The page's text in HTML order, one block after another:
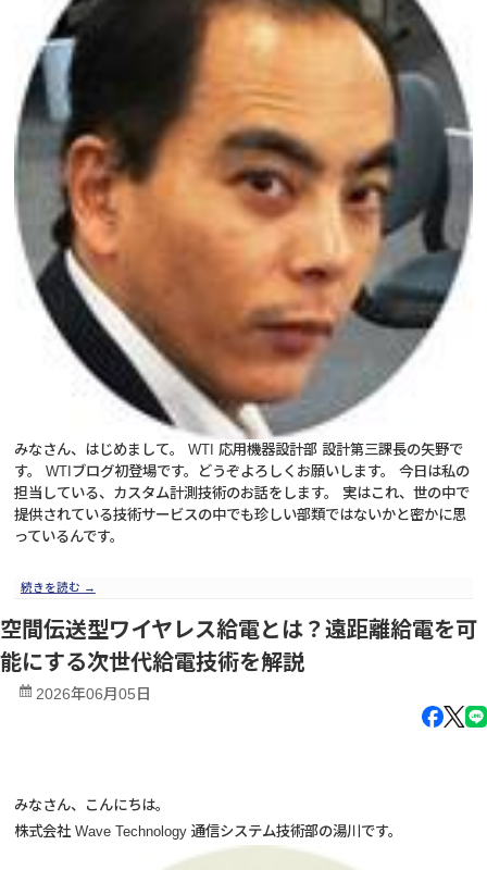
みなさん、はじめまして。 WTI 応用機器設計部 設計第三課長の矢野で
す。 WTIブログ初登場です。どうぞよろしくお願いします。 今日は私の
担当している、カスタム計測技術のお話をします。 実はこれ、世の中で
提供されている技術サービスの中でも珍しい部類ではないかと密かに思
っているんです。
続きを読む →
空間伝送型ワイヤレス給電とは？遠距離給電を可
能にする次世代給電技術を解説
2026年06月05日
みなさん、こんにちは。
株式会社 Wave Technology 通信システム技術部の湯川です。